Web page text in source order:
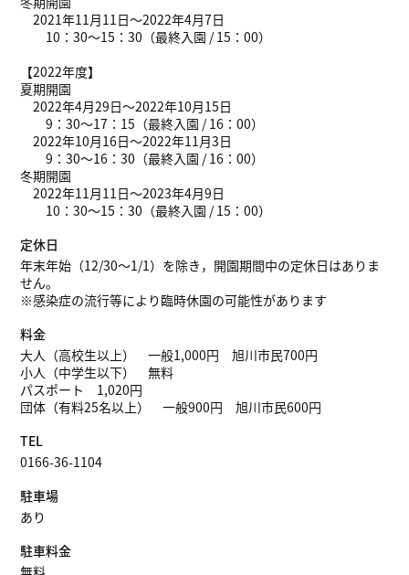
2021年11月11日～2022年4月7日
10：30～15：30（最終入園 / 15：00）
【2022年度】
夏期開園
2022年4月29日～2022年10月15日
9：30～17：15（最終入園 / 16：00）
2022年10月16日～2022年11月3日
9：30～16：30（最終入園 / 16：00）
冬期開園
2022年11月11日～2023年4月9日
10：30～15：30（最終入園 / 15：00）
定休日
年末年始（12/30～1/1）を除き，開園期間中の定休日はありま
せん。
※感染症の流行等により臨時休園の可能性があります
料金
大人（高校生以上） 一般1,000円 旭川市民700円
小人（中学生以下） 無料
パスポート 1,020円
団体（有料25名以上） 一般900円 旭川市民600円
TEL
0166-36-1104
駐車場
あり
駐車料金
無料